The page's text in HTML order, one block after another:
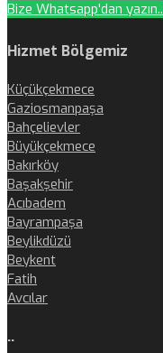
Bize Whatsapp'dan yazın..
Hizmet Bölgemiz
Küçükçekmece
Gaziosmanpaşa
Bahçelievler
Büyükçekmece
Bakırköy
Başakşehir
Acıbadem
Bayrampaşa
Beylikdüzü
Beykent
Fatih
Avcılar
..